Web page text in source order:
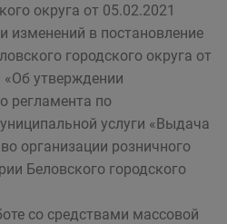
округа от 05.02.2021
изменений в постановление
городского округа от
утверждении
регламента по
услуги «Выдача
организации розничного
Беловского городского
со средствами массовой